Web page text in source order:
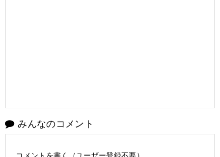
みんなのコメント
コメントを書く（ユーザー登録不要）